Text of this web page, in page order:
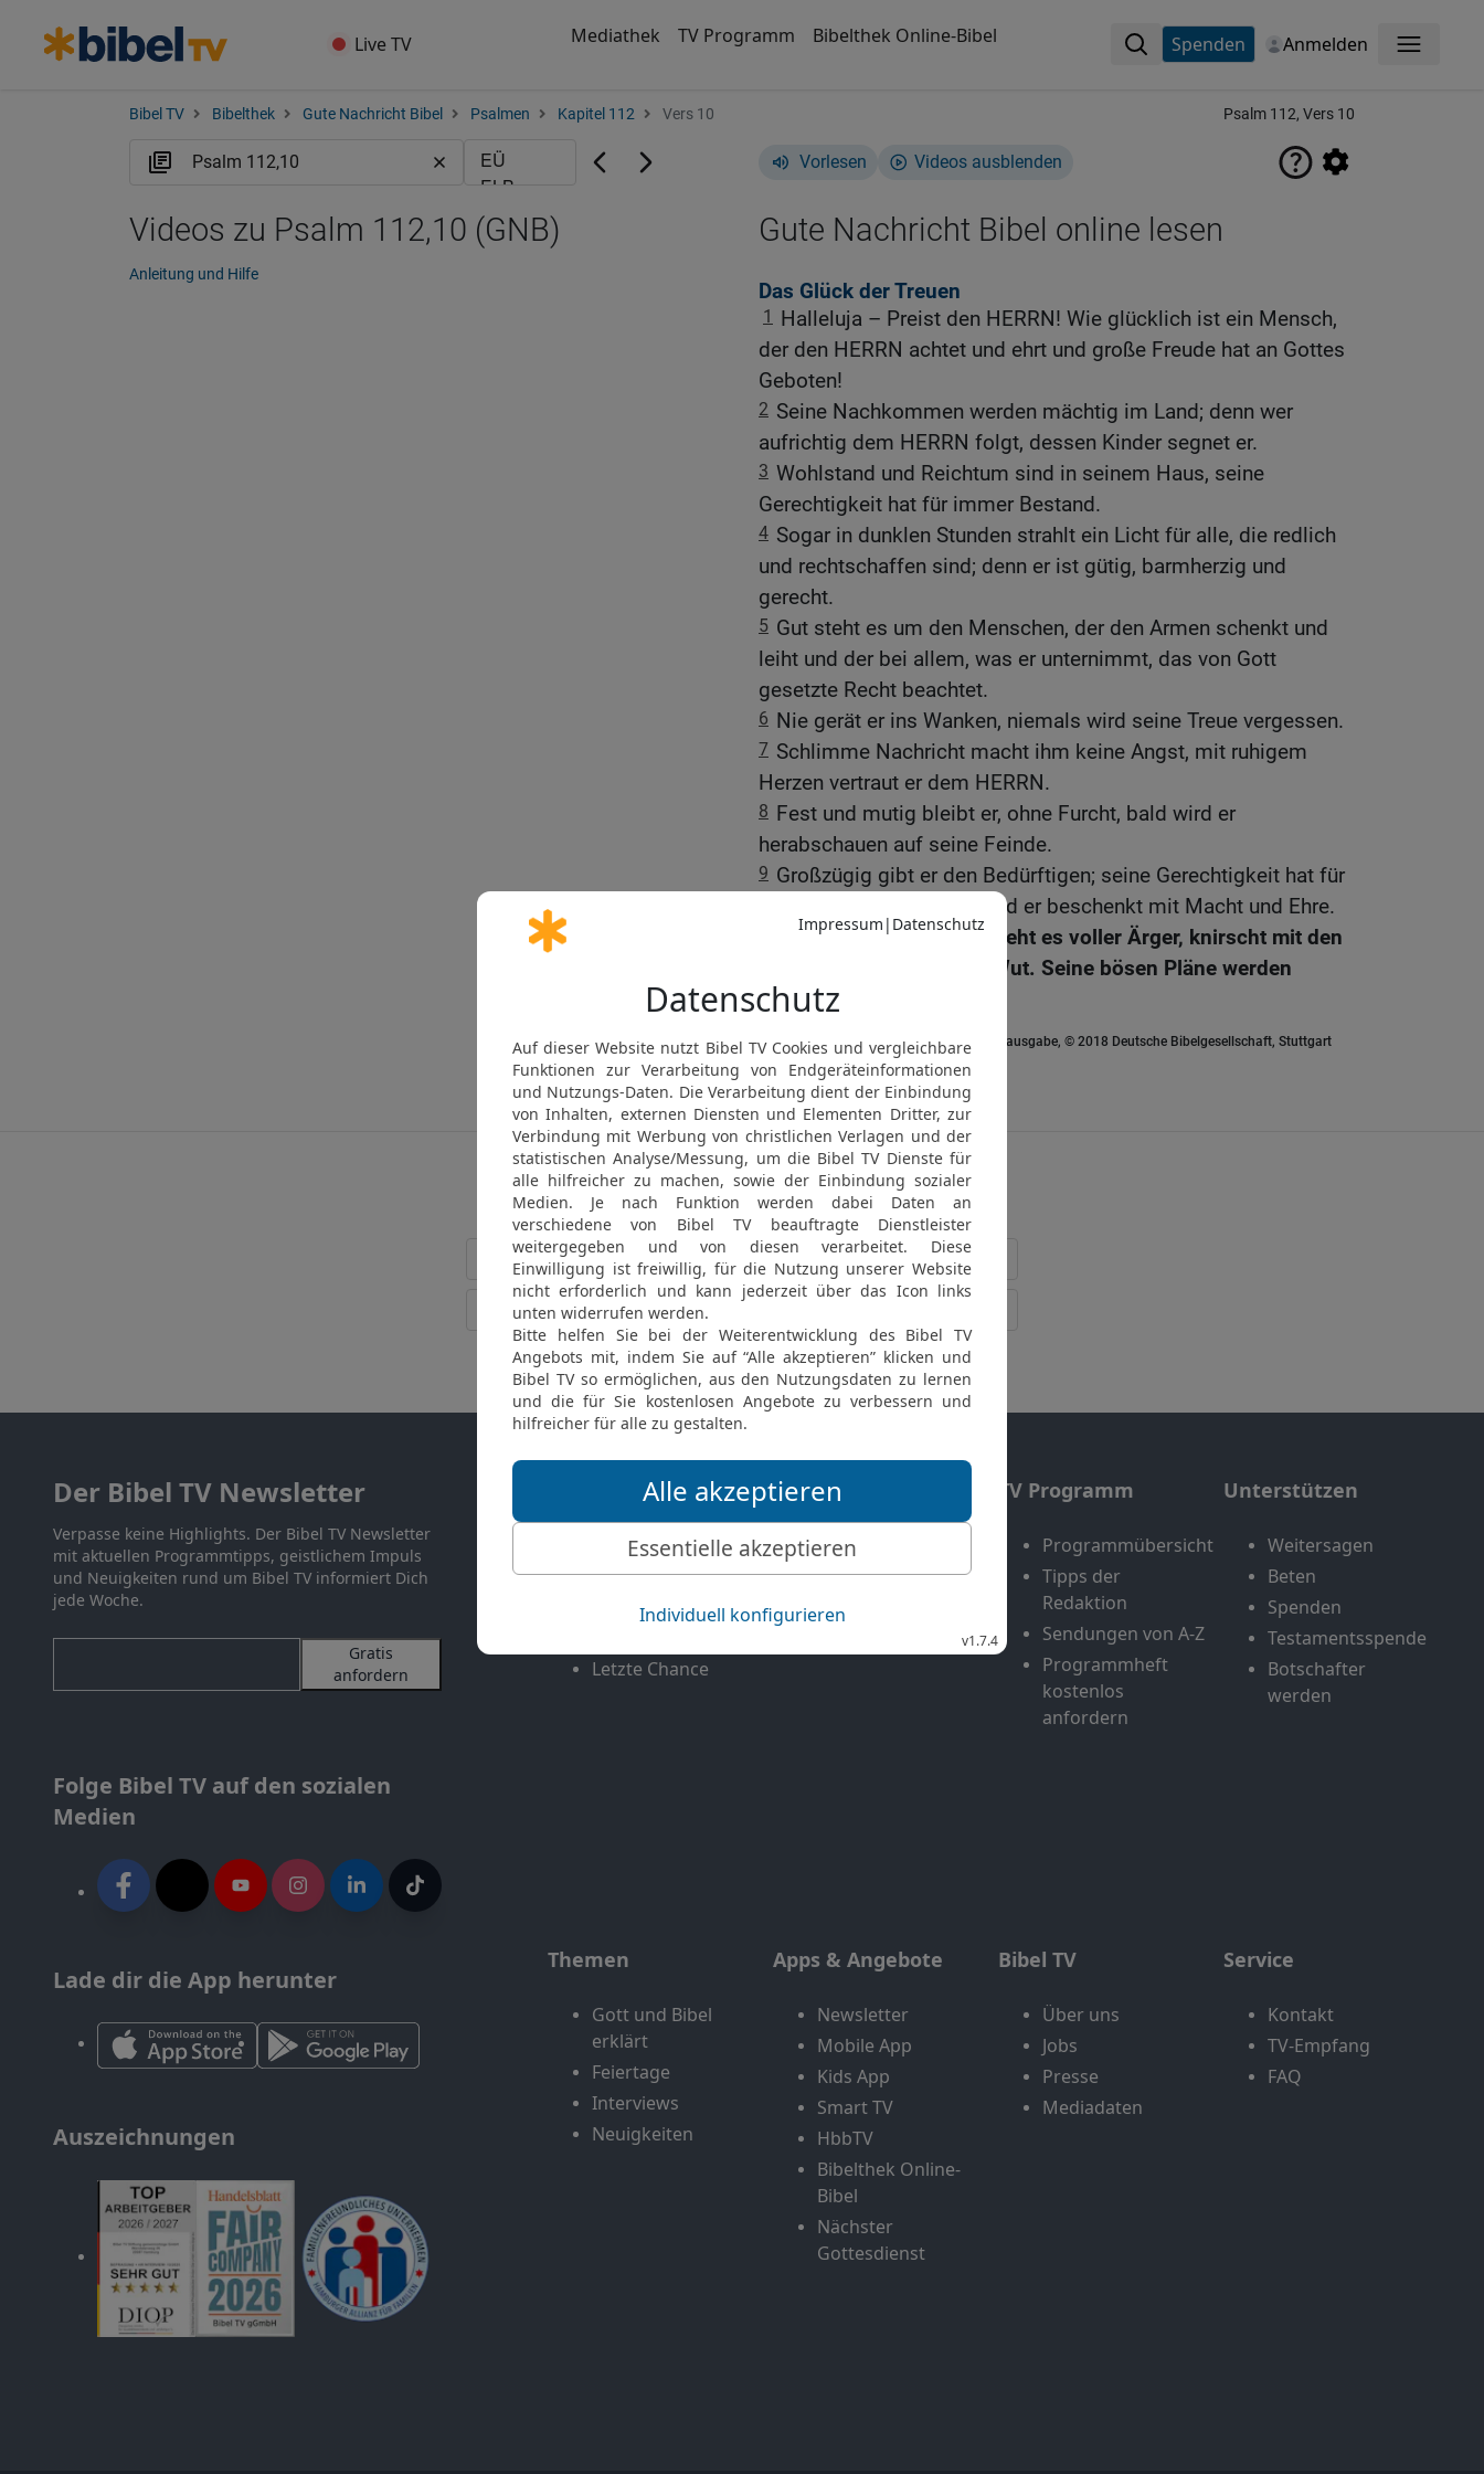
Live TV Mediathek TV Programm Bibelthek Online-Bibel Spenden Anmelden Menü
Bibel TV Bibelthek Gute Nachricht Bibel Psalmen Kapitel 112 Vers 10 Psalm 112, Vers 10
Vorlesen Videos ausblenden
Gute Nachricht Bibel online lesen
Das Glück der Treuen
1
Halleluja – Preist den HERRN! Wie glücklich ist ein Mensch,
der den HERRN achtet und ehrt und große Freude hat an Gottes
Geboten!
2 Seine Nachkommen werden mächtig im Land; denn wer
aufrichtig dem HERRN folgt, dessen Kinder segnet er.
3 Wohlstand und Reichtum sind in seinem Haus, seine
Gerechtigkeit hat für immer Bestand.
4 Sogar in dunklen Stunden strahlt ein Licht für alle, die redlich
und rechtschaffen sind; denn er ist gütig, barmherzig und
gerecht.
5 Gut steht es um den Menschen, der den Armen schenkt und
leiht und der bei allem, was er unternimmt, das von Gott
gesetzte Recht beachtet.
6 Nie gerät er ins Wanken, niemals wird seine Treue vergessen.
7 Schlimme Nachricht macht ihm keine Angst, mit ruhigem
Herzen vertraut er dem HERRN.
8 Fest und mutig bleibt er, ohne Furcht, bald wird er
herabschauen auf seine Feinde.
9 Großzügig gibt er den Bedürftigen; seine Gerechtigkeit hat für
immer Bestand. Darum wird er beschenkt mit Macht und Ehre.
Wer Gott missachtet, sieht es voller Ärger, knirscht mit den
Zähnen und vergeht vor Wut. Seine bösen Pläne werden
zunichte.
Gute Nachricht Bibel, durchgesehene Neuausgabe, © 2018 Deutsche Bibelgesellschaft, Stuttgart
Videos zu Psalm 112,10 (GNB)
Anleitung und Hilfe
Möchtest du uns Feedback geben?
Bewertung der Bibelthek
FEEDBACK SENDEN
Der Bibel TV Newsletter
Verpasse keine Highlights. Der Bibel TV Newsletter
mit aktuellen Programmtipps, geistlichem Impuls
und Neuigkeiten rund um Bibel TV informiert Dich
jede Woche.
Gratis
anfordern
Folge Bibel TV auf den sozialen
Medien
Lade dir die App herunter
Auszeichnungen
Mediathek
Mehr entdecken
Exklusiv
Genres
Letzte Chance
Livestream
Bibel TV
Bibel TV Impuls
EchtJetzt
MeinGottesdienst
TV Programm
Programmübersicht
Tipps der
Redaktion
Sendungen von A-Z
Programmheft
kostenlos
anfordern
Unterstützen
Weitersagen
Beten
Spenden
Testamentsspende
Botschafter
werden
Themen
Gott und Bibel
erklärt
Feiertage
Interviews
Neuigkeiten
Apps & Angebote
Newsletter
Mobile App
Kids App
Smart TV
HbbTV
Bibelthek Online-
Bibel
Nächster
Gottesdienst
Bibel TV
Über uns
Jobs
Presse
Mediadaten
Service
Kontakt
TV-Empfang
FAQ